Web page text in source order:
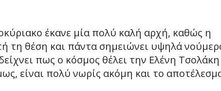
έκανε μία πολύ καλή αρχή, καθώς η
τη θέση και πάντα σημειώνει υψηλά
πως ο κόσμος θέλει την Ελένη Τσολάκη
είναι πολύ νωρίς ακόμη και το